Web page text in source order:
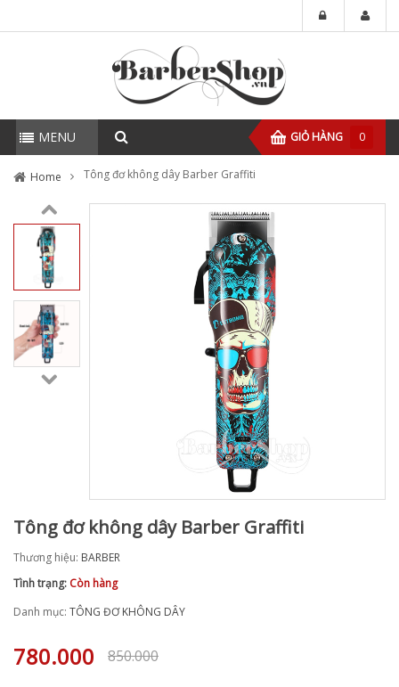
MENU GIỎ HÀNG 0
Home Tông đơ không dây Barber Graffiti
Tông đơ không dây Barber Graffiti
Thương hiệu: BARBER
Tình trạng: Còn hàng
Danh mục: TÔNG ĐƠ KHÔNG DÂY
850.000
780.000